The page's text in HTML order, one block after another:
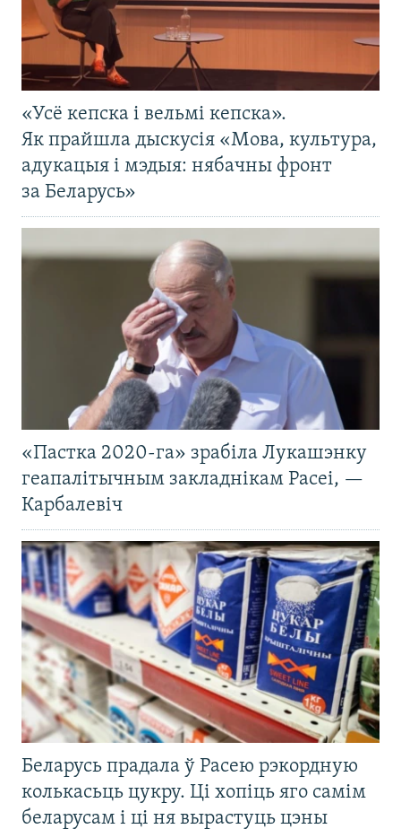
«Усё кепска і вельмі кепска».
Як прайшла дыскусія «Мова, культура,
адукацыя і мэдыя: нябачны фронт
за Беларусь»
«Пастка 2020-га» зрабіла Лукашэнку
геапалітычным закладнікам Расеі, —
Карбалевіч
Беларусь прадала ў Расею рэкордную
колькасьць цукру. Ці хопіць яго самім
беларусам і ці ня вырастуць цэны